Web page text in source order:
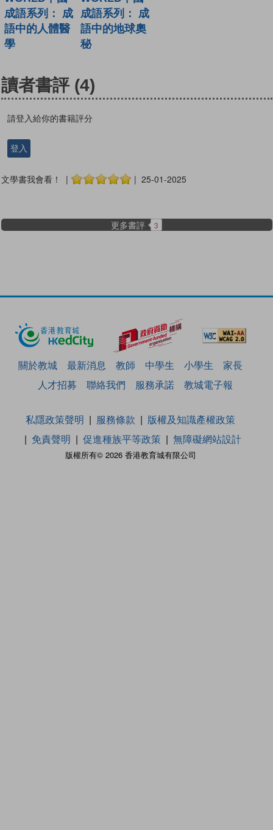
成語系列： 成
語中的人體醫
學
成語系列： 成
語中的地球奧
秘
讀者書評 (4)
請登入給你的書籍評分
登入
文學書我會看！ | | 25-01-2025
更多書評 3
關於教城 最新消息 教師 中學生 小學生
家長
人才招募
聯絡我們 服務承諾 教城電子報
版權所有© 2026 香港教育城有限公司
私隱政策聲明 服務條款
版權及知識產權政策
免責聲明
促進種族平等政策 無障礙網站設計